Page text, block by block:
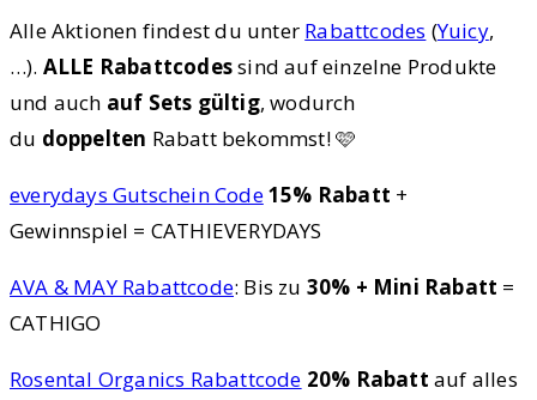
Alle Aktionen findest du unter Rabattcodes (Yuicy,
…). ALLE Rabattcodessind auf einzelne Produkte
und auch auf Sets gültig, wodurch
du doppelten Rabatt bekommst! 🩷
everydays Gutschein Code15% Rabatt +
Gewinnspiel = CATHIEVERYDAYS
AVA & MAY Rabattcode: Bis zu 30% + Mini Rabatt =
CATHIGO
Rosental Organics Rabattcode 20% Rabatt auf alles